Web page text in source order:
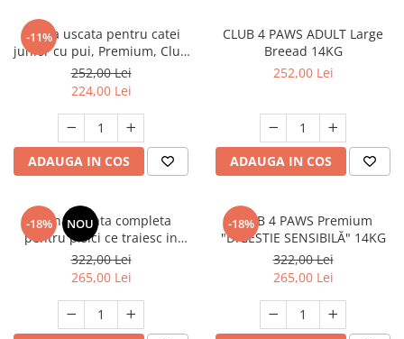
-11%
Hrana uscata pentru catei
junior cu pui, Premium, Club
4 Paws, 14 kg
252,00 Lei
224,00 Lei
ADAUGA IN COS
CLUB 4 PAWS ADULT Large
Breead 14KG
252,00 Lei
ADAUGA IN COS
-18% NOU
Hrana uscata completa
pentru pisici ce traiesc in
casa, Club 4 Paws Premium
Indoor, 14kg
322,00 Lei
265,00 Lei
-18%
CLUB 4 PAWS Premium
"DIGESTIE SENSIBILĂ" 14KG
322,00 Lei
265,00 Lei